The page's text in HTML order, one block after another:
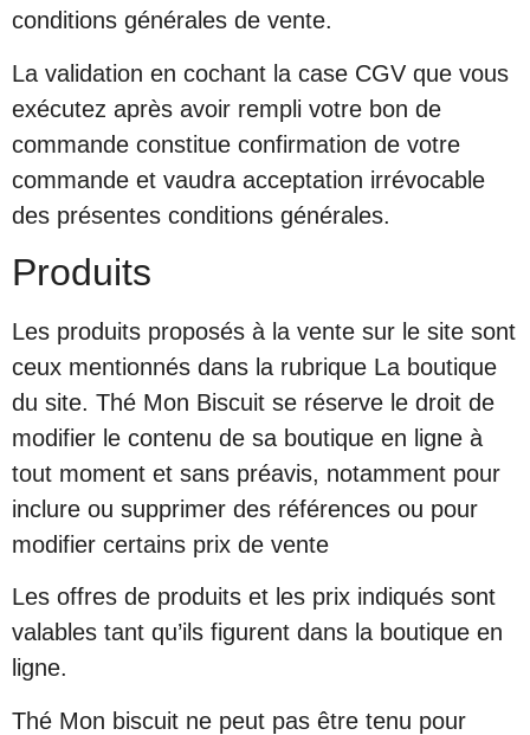
conditions générales de vente.
La validation en cochant la case CGV que vous
exécutez après avoir rempli votre bon de
commande constitue confirmation de votre
commande et vaudra acceptation irrévocable
des présentes conditions générales.
Produits
Les produits proposés à la vente sur le site sont
ceux mentionnés dans la rubrique La boutique
du site. Thé Mon Biscuit se réserve le droit de
modifier le contenu de sa boutique en ligne à
tout moment et sans préavis, notamment pour
inclure ou supprimer des références ou pour
modifier certains prix de vente
Les offres de produits et les prix indiqués sont
valables tant qu’ils figurent dans la boutique en
ligne.
Thé Mon biscuit ne peut pas être tenu pour